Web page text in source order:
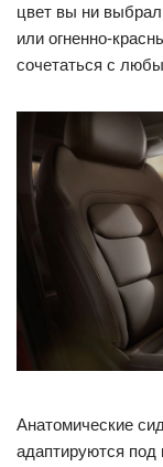
цвет вы ни
или огненно-
сочетаться с
Анатомические
адаптируются под